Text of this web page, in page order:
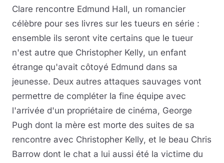
Clare rencontre Edmund Hall, un romancier
célèbre pour ses livres sur les tueurs en série :
ensemble ils seront vite certains que le tueur
n'est autre que Christopher Kelly, un enfant
étrange qu'avait côtoyé Edmund dans sa
jeunesse. Deux autres attaques sauvages vont
permettre de compléter la fine équipe avec
l'arrivée d'un propriétaire de cinéma, George
Pugh dont la mère est morte des suites de sa
rencontre avec Christopher Kelly, et le beau Chris
Barrow dont le chat a lui aussi été la victime du